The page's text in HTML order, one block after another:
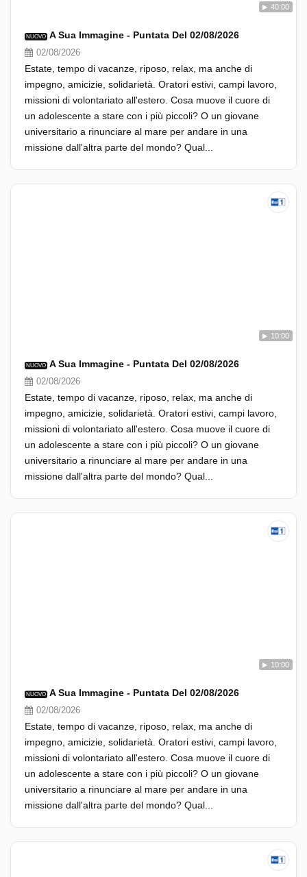
40:00
NUOVO A Sua Immagine - Puntata Del 02/08/2026
02/08/2026
Estate, tempo di vacanze, riposo, relax, ma anche di
impegno, amicizie, solidarietà. Oratori estivi, campi lavoro,
missioni di volontariato all'estero. Cosa muove il cuore di
un adolescente a stare con i più piccoli? O un giovane
universitario a rinunciare al mare per andare in una
missione dall'altra parte del mondo? Qual...
10:00
NUOVO A Sua Immagine - Puntata Del 02/08/2026
02/08/2026
Estate, tempo di vacanze, riposo, relax, ma anche di
impegno, amicizie, solidarietà. Oratori estivi, campi lavoro,
missioni di volontariato all'estero. Cosa muove il cuore di
un adolescente a stare con i più piccoli? O un giovane
universitario a rinunciare al mare per andare in una
missione dall'altra parte del mondo? Qual...
10:00
NUOVO A Sua Immagine - Puntata Del 02/08/2026
02/08/2026
Estate, tempo di vacanze, riposo, relax, ma anche di
impegno, amicizie, solidarietà. Oratori estivi, campi lavoro,
missioni di volontariato all'estero. Cosa muove il cuore di
un adolescente a stare con i più piccoli? O un giovane
universitario a rinunciare al mare per andare in una
missione dall'altra parte del mondo? Qual...